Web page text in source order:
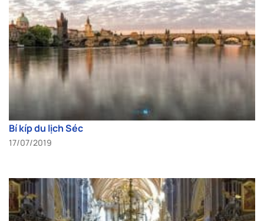
Bí kíp du lịch Séc
17/07/2019